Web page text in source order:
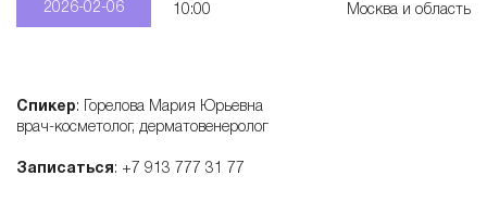
2026-02-06 10:00 Москва и область
Спикер: Горелова Мария Юрьевна
врач-косметолог, дерматовенеролог
Записаться: +7 913 777 31 77